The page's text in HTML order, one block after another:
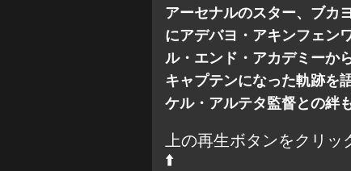
アーセナルのスター、ブカ
にアデバヨ・アキンフェン
ル・エンド・アカデミーか
キャプテンになった軌跡を
ケル・アルテタ監督との絆
上の再生ボタンをクリッ
⬆️